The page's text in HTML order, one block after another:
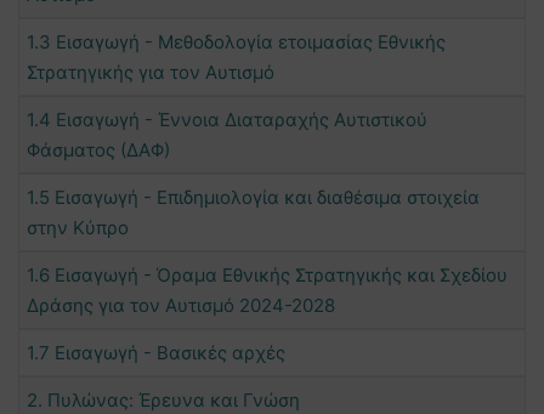
1.3 Εισαγωγή - Μεθοδολογία ετοιμασίας Εθνικής
Στρατηγικής για τον Αυτισμό
1.4 Εισαγωγή - Έννοια Διαταραχής Αυτιστικού
Φάσματος (ΔΑΦ)
1.5 Εισαγωγή - Επιδημιολογία και διαθέσιμα στοιχεία
στην Κύπρο
1.6 Εισαγωγή - Όραμα Εθνικής Στρατηγικής και Σχεδίου
Δράσης για τον Αυτισμό 2024-2028
1.7 Εισαγωγή - Βασικές αρχές
2. Πυλώνας: Έρευνα και Γνώση